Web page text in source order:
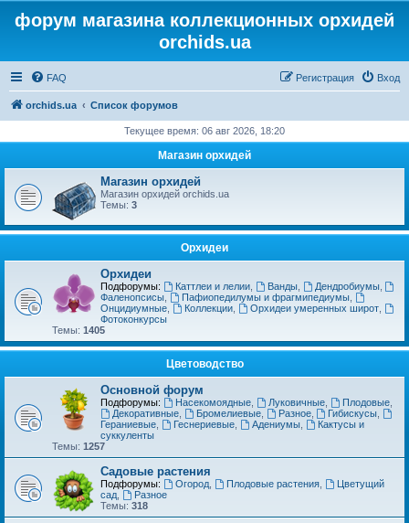
форум магазина коллекционных орхидей
orchids.ua
FAQ Вход
Регистрация
orchids.ua Список форумов
Текущее время: 06 авг 2026, 18:20
Магазин орхидей
Магазин орхидей
Магазин орхидей orchids.ua
Темы: 3
Орхидеи
Орхидеи
Подфорумы: Каттлеи и лелии, Ванды, Дендробиумы,
Фаленопсисы
Пафиопедилумы и фрагмипедиумы,
Онцидиумные
Коллекции, Орхидеи умеренных широт,
Фотоконкурсы
Темы: 1405
Цветоводство
Основной форум
Подфорумы: Насекомоядные, Луковичные, Плодовые,
Декоративные, Бромелиевые, Разное, Гибискусы
Гераниевые
Геснериевые, Адениумы,
Кактусы и
суккуленты
Темы: 1257
Садовые растения
Подфорумы: Огород, Плодовые растения,
Цветущий
сад
Разное
Темы: 318